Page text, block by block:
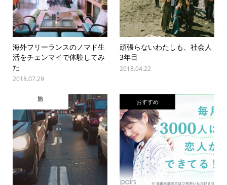
海外フリーランスのノマド生
活をチェンマイで体験してみ
た
2018.07.29
頑張らないわたしも、社会人
3年目
2018.04.22
旅 おすすめ